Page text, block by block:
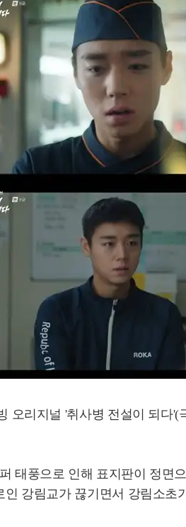
오리지널 '취사병 전설이 되다
태풍으로 인해 표지판이 정면
강림교가 끊기면서 강림소